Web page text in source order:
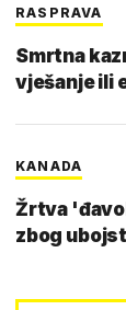
RASPRAVA
Smrtna
vješanje ili
KANADA
Žrtva
zbog